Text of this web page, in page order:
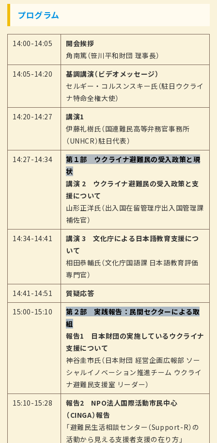
プログラム
14:00-14:05
開会挨拶
角南篤（笹川平和財団 理事長）
14:05-14:20
基調講演（ビデオメッセージ）
セルギー・コルスンスキー氏（駐日ウクライ
ナ特命全権大使）
14:20-14:27
講演1
伊藤礼樹氏（国連難民高等弁務官事務所
（UNHCR）駐日代表）
14:27-14:34
第１部 ウクライナ避難民の受入政策と現
状
講演 2 ウクライナ避難民の受入政策と支
援について
山形正洋氏（出入国在留管理庁出入国管理課
補佐官）
14:34-14:41
講演 3 文化庁による日本語教育支援につ
いて
相田恭輔氏（文化庁国語課 日本語教育評価
専門官）
14:41-14:51
質疑応答
15:00-15:10
第２部 実践報告：民間セクターによる取
組
報告1 日本財団の実施しているウクライナ
支援について
神谷圭市氏（日本財団 経営企画広報部 ソー
シャルイノベーション推進チーム ウクライ
ナ避難民支援室 リーダー）
15:10-15:28
報告2 NPO法人国際活動市民中心
（CINGA）報告
「避難民生活相談センター（Support-R）の
活動から見える支援者支援の在り方」